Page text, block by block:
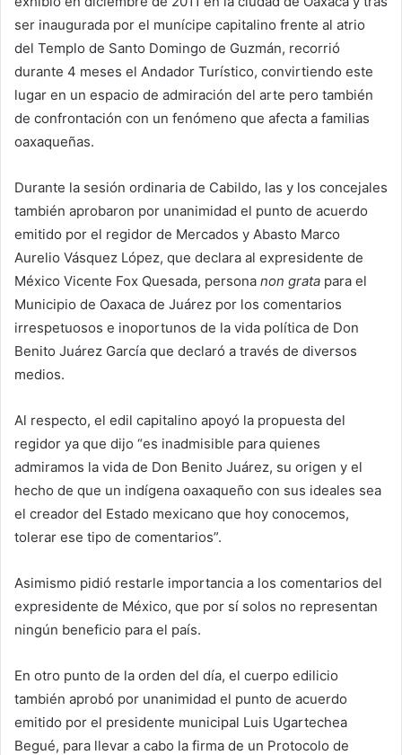
ser inaugurada por el munícipe capitalino frente al atrio
del Templo de Santo Domingo de Guzmán, recorrió
durante 4 meses el Andador Turístico, convirtiendo este
lugar en un espacio de admiración del arte pero también
de confrontación con un fenómeno que afecta a familias
oaxaqueñas.
Durante la sesión ordinaria de Cabildo, las y los concejales
también aprobaron por unanimidad el punto de acuerdo
emitido por el regidor de Mercados y Abasto Marco
Aurelio Vásquez López, que declara al expresidente de
México Vicente Fox Quesada, persona non grata para el
Municipio de Oaxaca de Juárez por los comentarios
irrespetuosos e inoportunos de la vida política de Don
Benito Juárez García que declaró a través de diversos
medios.
Al respecto, el edil capitalino apoyó la propuesta del
regidor ya que dijo “es inadmisible para quienes
admiramos la vida de Don Benito Juárez, su origen y el
hecho de que un indígena oaxaqueño con sus ideales sea
el creador del Estado mexicano que hoy conocemos,
tolerar ese tipo de comentarios”.
Asimismo pidió restarle importancia a los comentarios del
expresidente de México, que por sí solos no representan
ningún beneficio para el país.
En otro punto de la orden del día, el cuerpo edilicio
también aprobó por unanimidad el punto de acuerdo
emitido por el presidente municipal Luis Ugartechea
Begué, para llevar a cabo la firma de un Protocolo de